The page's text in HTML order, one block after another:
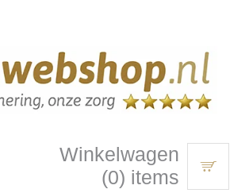
Winkelwagen
(0) items